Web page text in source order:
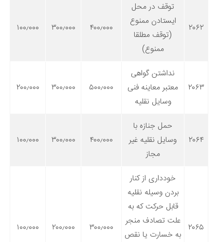
۲۰۶۲
توقف در محل
ایستادن ممنوع
(توقف مطلقا
ممنوع)
۴۰۰٫۰۰۰ ۳۰۰٫۰۰۰ ۱۰۰٫۰۰۰
۲۰۶۳
نداشتن گواهی
معتبر معاینه فنی
وسایل نقلیه
۵۰۰٫۰۰۰ ۳۰۰٫۰۰۰ ۲۰۰٫۰۰۰
۲۰۶۴
حمل جنازه با
وسایل نقلیه غیر
مجاز
۴۰۰٫۰۰۰ ۳۰۰٫۰۰۰ ۱۰۰٫۰۰۰
۲۰۶۵
خودداری از کنار
بردن وسیله نقلیه
قابل حرکت که به
علت تصادف منجر
به خسارت یا نقص
۳۰۰٫۰۰۰ ۲۰۰٫۰۰۰ ۱۰۰٫۰۰۰